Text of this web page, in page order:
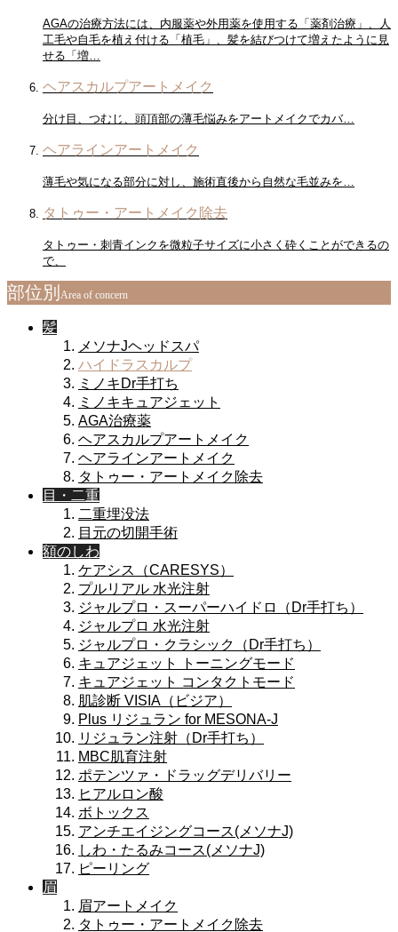
AGAの治療方法には、内服薬や外用薬を使用する「薬剤治療」、人
工毛や自毛を植え付ける「植毛」、髪を結びつけて増えたように見
せる「増…
ヘアスカルプアートメイク
分け目、つむじ、頭頂部の薄毛悩みをアートメイクでカバ…
ヘアラインアートメイク
薄毛や気になる部分に対し、施術直後から自然な毛並みを…
タトゥー・アートメイク除去
タトゥー・刺青インクを微粒子サイズに小さく砕くことができるの
で、
部位別 Area of ​​concern
髪
メソナJヘッドスパ
ハイドラスカルプ
ミノキDr手打ち
ミノキキュアジェット
AGA治療薬
ヘアスカルプアートメイク
ヘアラインアートメイク
タトゥー・アートメイク除去
目・二重
二重埋没法
目元の切開手術
額のしわ
ケアシス（CARESYS）
プルリアル 水光注射
ジャルプロ・スーパーハイドロ（Dr手打ち）
ジャルプロ 水光注射
ジャルプロ・クラシック（Dr手打ち）
キュアジェット トーニングモード
キュアジェット コンタクトモード
肌診断 VISIA（ビジア）
Plus リジュラン for MESONA-J
リジュラン注射（Dr手打ち）
MBC肌育注射
ポテンツァ・ドラッグデリバリー
ヒアルロン酸
ボトックス
アンチエイジングコース(メソナJ)
しわ・たるみコース(メソナJ)
ピーリング
眉
眉アートメイク
タトゥー・アートメイク除去